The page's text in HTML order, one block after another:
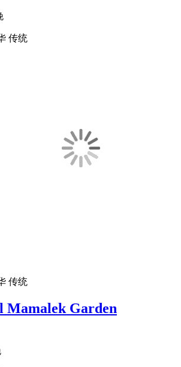
传统
传统
Mamalek Garden